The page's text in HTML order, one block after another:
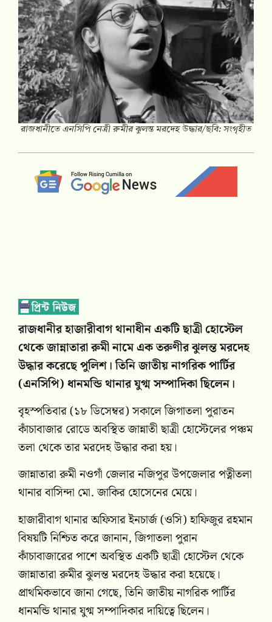
রাজধানীতে এনসিপি নেত্রী রুমীর ঝুলন্ত মরদেহ উদ্ধার/ছবি: সংগৃহীত
রাজধানীর হাজারীবাগ থানাধীন একটি ছাত্রী হোস্টেল
থেকে জান্নাতারা রুমী নামে এক তরুণীর ঝুলন্ত মরদেহ
উদ্ধার করেছে পুলিশ। তিনি জাতীয় নাগরিক পার্টির
(এনসিপি) ধানমন্ডি থানার যুগ্ম সম্পাদিকা ছিলেন।
বৃহস্পতিবার (১৮ ডিসেম্বর) সকালে জিগাতলা পুরাতন
কাঁচাবাজার রোডে অবস্থিত জান্নাতী ছাত্রী হোস্টেলের পঞ্চম
তলা থেকে তার মরদেহ উদ্ধার করা হয়।
জান্নাতারা রুমী নওগাঁ জেলার নজিপুর উপজেলার পত্নীতলা
থানার বাসিন্দা মো. জাকির হোসেনের মেয়ে।
হাজারীবাগ থানার অফিসার ইনচার্জ (ওসি) হাফিজুর রহমান
বিষয়টি নিশ্চিত করে জানান, জিগাতলা পুরান
কাঁচাবাজারের পাশে অবস্থিত একটি ছাত্রী হোস্টেল থেকে
জান্নাতারা রুমীর ঝুলন্ত মরদেহ উদ্ধার করা হয়েছে।
প্রাথমিকভাবে জানা গেছে, তিনি জাতীয় নাগরিক পার্টির
ধানমন্ডি থানার যুগ্ম সম্পাদিকার দায়িত্বে ছিলেন।